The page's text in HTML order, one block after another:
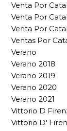
Venta Por
Venta Por
Venta Por
Ventas Por
Verano
Verano 2018
Verano 2019
Verano 2020
Verano 2021
Vittorio D
Vittorio D'